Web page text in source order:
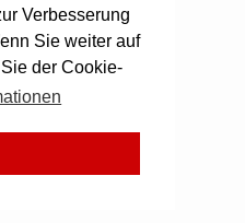
Verbesserung
Sie weiter auf
der Cookie-
auf Spotify!